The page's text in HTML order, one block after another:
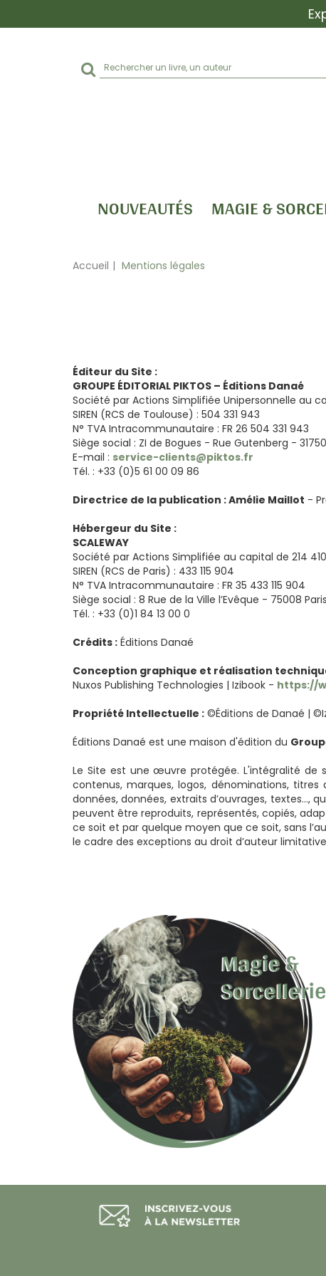
Rechercher
sur
NOUVEAUTÉS MAGIE &
Accueil Mentions légales
Éditeur du Site :
GROUPE ÉDITORIAL PIKTOS – Éditions Danaé
Société par Actions Simplifiée Unipersonnelle au
SIREN (RCS de Toulouse) : 504 331 943
N° TVA Intracommunautaire : FR 26 504 331 943
Siège social : ZI de Bogues - Rue Gutenberg -
E-mail : service-clients@piktos.fr
Tél. : +33 (0)5 61 00 09 86
Directrice de la publication : Amélie Maillot -
Hébergeur du Site :
SCALEWAY
Société par Actions Simplifiée au capital de 214
SIREN (RCS de Paris) : 433 115 904
N° TVA Intracommunautaire : FR 35 433 115 904
Siège social : 8 Rue de la Ville l’Evêque - 75008
Tél. : +33 (0)1 84 13 00 0
Crédits : Éditions Danaé
Conception graphique et réalisation
Nuxos Publishing Technologies | Izibook - https://
Propriété Intellectuelle : ©Éditions de Danaé |
Éditions Danaé est une maison d'édition du
Le Site est une œuvre protégée. L'intégralité de
contenus, marques, logos, dénominations, titres
données, données, extraits d’ouvrages, textes…,
peuvent être reproduits, représentés, copiés,
ce soit et par quelque moyen que ce soit, sans
le cadre des exceptions au droit d’auteur